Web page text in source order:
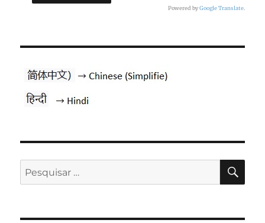
Powered byGoogle Translate.
Pesquisar
por: